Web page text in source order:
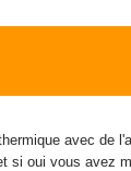
avec de
si oui vous avez